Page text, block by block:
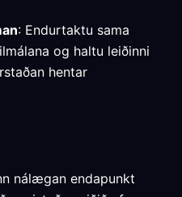
: Endurtaktu sama
og haltu leiðinni
hentar
nálægan endapunkt